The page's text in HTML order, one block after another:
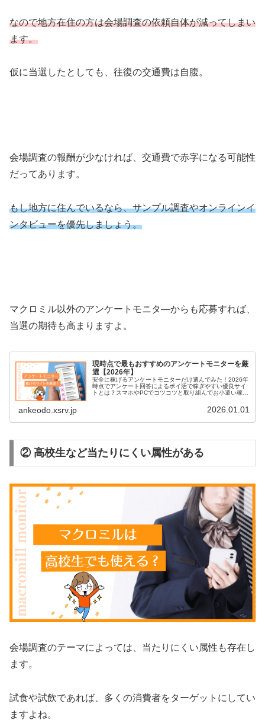
なので地方在住の方は会場調査の依頼自体が減ってしまい
ます。
仮に当選したとしても、往復の交通費は自腹。
会場調査の報酬が少なければ、交通費で赤字になる可能性
だってあります。
もし地方に住んでいるなら、サンプル調査やオンラインイ
ンタビューを優先しましょう。
マクロミル以外のアンケートモニタ―からも応募すれば、
当選の期待も高まりますよ。
現時点で最もおすすめのアンケートモニターを厳
選【2026年】
安全に稼げるアンケートモニターだけ選んでみた！2026年
時点でアンケート回答によるポイ活で稼ぎやすい優良サイ
トとは？スマホやPCでコツコツと取り組んでお小遣い稼ぎ
ankeodo.xsrv.jp 2026.01.01
② 高校生など当たりにくい属性がある
会場調査のテーマによっては、当たりにくい属性も存在し
ます。
試食や試飲であれば、多くの消費者をターゲットにしてい
ますよね。